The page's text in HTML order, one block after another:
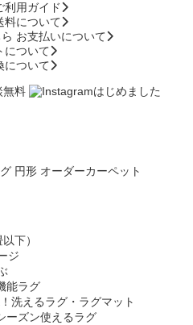
利用ガイド
料について
お支払いについて
について
について
円形 オーダーカーペット
下）
ジ
能ラグ
洗えるラグ・ラグマット
ーズン使えるラグ